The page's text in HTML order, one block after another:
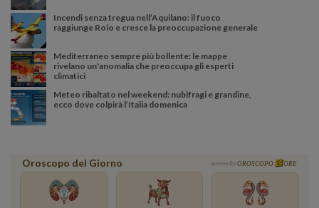
Incendi senza tregua nell’Aquilano: il fuoco
raggiunge Roio e cresce la preoccupazione generale
Mediterraneo sempre più bollente: le mappe
rivelano un'anomalia che preoccupa gli esperti
climatici
Meteo ribaltato nel weekend: nubifragi e grandine,
ecco dove colpirà l’Italia domenica
Oroscopo del Giorno powered by OROSCOPO ORE